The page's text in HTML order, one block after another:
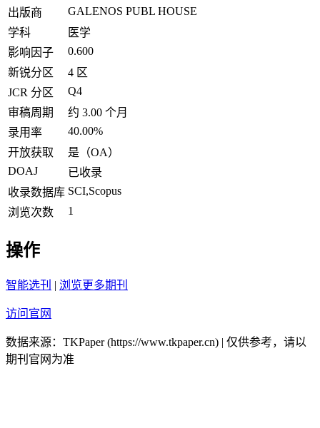
出版商
GALENOS PUBL HOUSE
学科
医学
影响因子
0.600
新锐分区
4 区
JCR 分区
Q4
审稿周期
约 3.00 个月
录用率
40.00%
开放获取
是（OA）
DOAJ
已收录
收录数据库 SCI,Scopus
浏览次数
1
操作
智能选刊 | 浏览更多期刊
访问官网
数据来源：TKPaper (https://www.tkpaper.cn) | 仅供参考，请以
期刊官网为准